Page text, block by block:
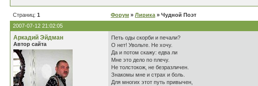
Страниц: 1 Форум » Лирика » Чудной Поэт
2007-07-12 21:02:05
Аркадий Эйдман
Автор сайта
Петь оды скорби и печали?
О нет! Увольте. Не хочу.
Да и потом скажу: едва ли
Мне это дело по плечу.
Не толстокож, не безразличен.
Знакомы мне и страх и боль.
Для многих этот путь привычен,